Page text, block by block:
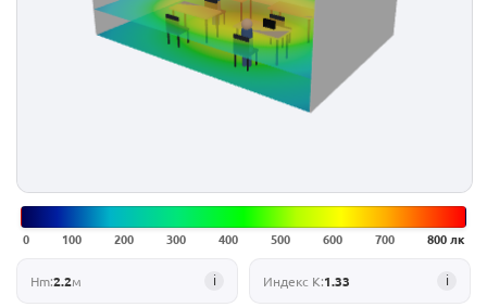
0 100 200 300 400 500 600 700 800 лк
Hm:2.2м i Индекс K:1.33 i